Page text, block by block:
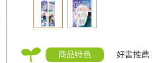
商品特色 好書推薦